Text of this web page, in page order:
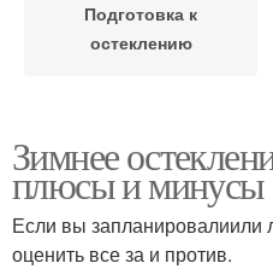
Подготовка к
остеклению
остекления
Зимнее
плюсы и минусы
Если вы запланировалиили
оценить все за и против.